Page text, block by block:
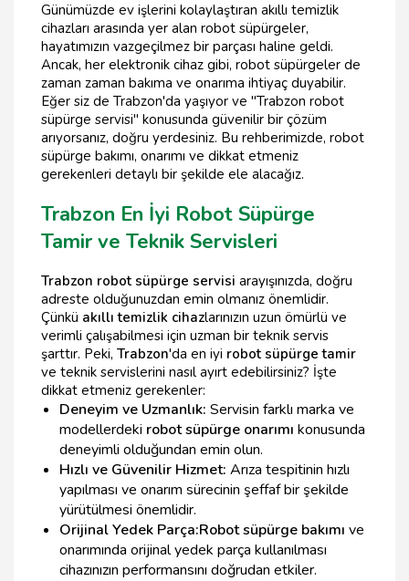
Günümüzde ev işlerini kolaylaştıran akıllı temizlik
cihazları arasında yer alan robot süpürgeler,
hayatımızın vazgeçilmez bir parçası haline geldi.
Ancak, her elektronik cihaz gibi, robot süpürgeler de
zaman zaman bakıma ve onarıma ihtiyaç duyabilir.
Eğer siz de Trabzon'da yaşıyor ve "Trabzon robot
süpürge servisi" konusunda güvenilir bir çözüm
arıyorsanız, doğru yerdesiniz. Bu rehberimizde, robot
süpürge bakımı, onarımı ve dikkat etmeniz
gerekenleri detaylı bir şekilde ele alacağız.
Trabzon En İyi Robot Süpürge
Tamir ve Teknik Servisleri
Trabzon robot süpürge servisi arayışınızda, doğru
adreste olduğunuzdan emin olmanız önemlidir.
Çünkü akıllı temizlik cihazlarınızın uzun ömürlü ve
verimli çalışabilmesi için uzman bir teknik servis
şarttır. Peki, Trabzon'da en iyi robot süpürge tamir
ve teknik servislerini nasıl ayırt edebilirsiniz? İşte
dikkat etmeniz gerekenler:
Deneyim ve Uzmanlık: Servisin farklı marka ve
modellerdeki robot süpürge onarımı konusunda
deneyimli olduğundan emin olun.
Hızlı ve Güvenilir Hizmet: Arıza tespitinin hızlı
yapılması ve onarım sürecinin şeffaf bir şekilde
yürütülmesi önemlidir.
Orijinal Yedek Parça:Robot süpürge bakımı ve
onarımında orijinal yedek parça kullanılması
cihazınızın performansını doğrudan etkiler.